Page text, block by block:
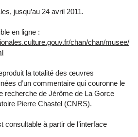
jusqu’au 24 avril 2011.
en ligne :
chan/chan/musee/
la totalité des œuvres
d’un commentaire qui couronne le
recherche de Jérôme de La Gorce
Pierre Chastel (CNRS).
consultable à partir de l’interface